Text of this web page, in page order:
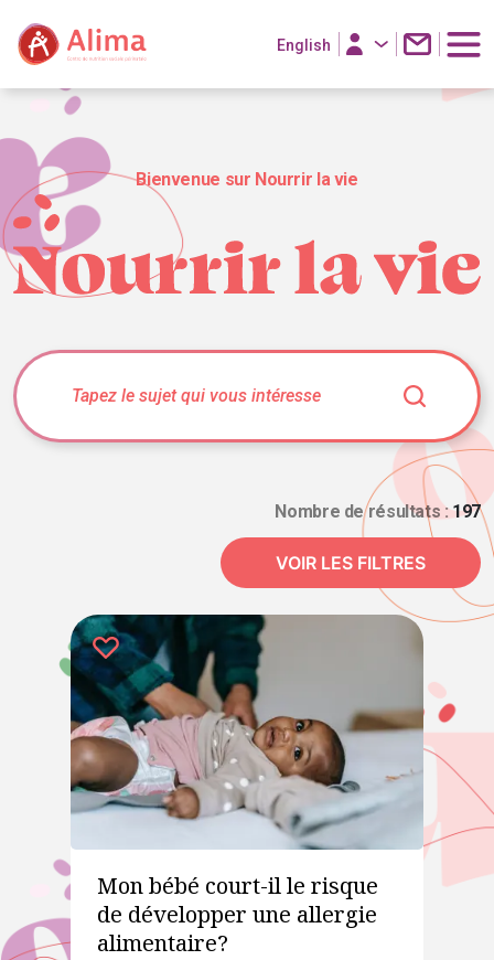
English
Bienvenue sur Nourrir la vie
Nombre de résultats :197
VOIR LES FILTRES
Mon bébé court-il le risque
de développer une allergie
alimentaire?